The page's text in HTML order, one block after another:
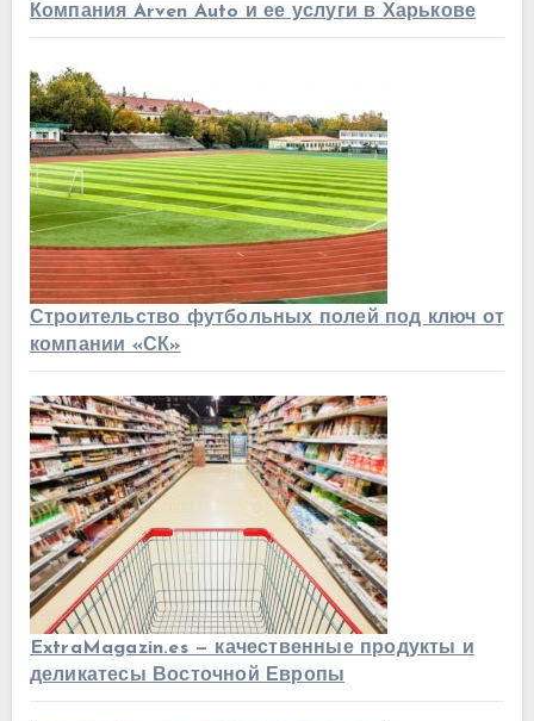
Компания Arven Auto и ее услуги в Харькове
Строительство футбольных полей под ключ от
компании «СК»
ExtraMagazin.es — качественные продукты и
деликатесы Восточной Европы